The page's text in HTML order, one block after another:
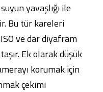
yavaşlığı ile
Bu tür kareleri
ve dar diyafram
Ek olarak düşük
korumak için
çekimi